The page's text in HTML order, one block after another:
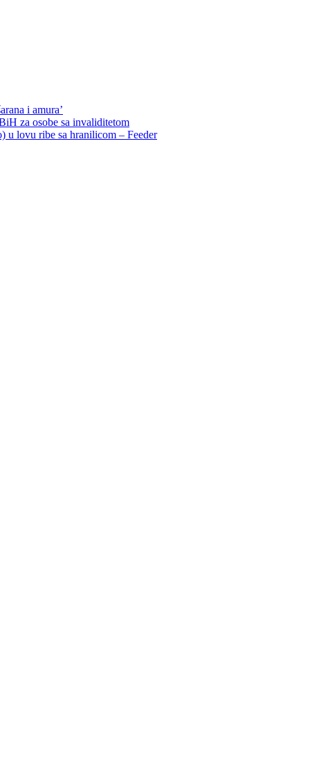
i amura’
za osobe sa invaliditetom
u lovu ribe sa hranilicom – Feeder